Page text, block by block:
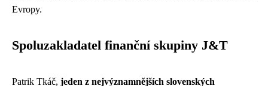
Evropy.
Spoluzakladatel finanční skupiny J&T
Patrik Tkáč, jeden z nejvýznamnějších slovenských